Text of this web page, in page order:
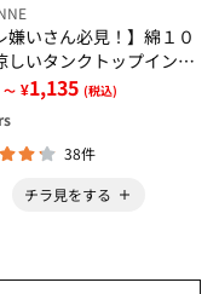
嫌いさん必見！】綿１０
しいタンクトップインナ
らりラボ＞
～ ¥1,135 (税込)
38件
チラ見をする